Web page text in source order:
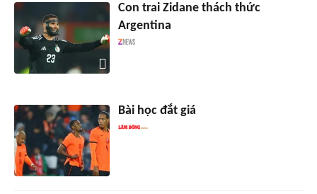
Con trai Zidane thách thức
Argentina
Bài học đắt giá